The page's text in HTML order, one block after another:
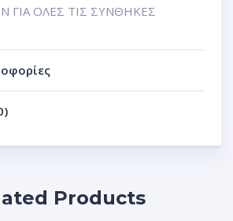
ΓΙΑ ΟΛΕΣ ΤΙΣ ΣΥΝΘΗΚΕΣ
Products